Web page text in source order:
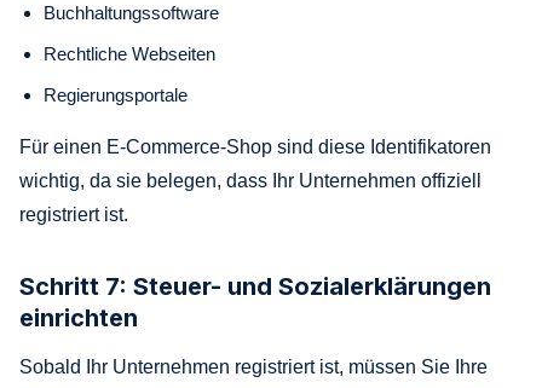
Buchhaltungssoftware
Rechtliche Webseiten
Regierungsportale
Für einen E-Commerce-Shop sind diese Identifikatoren
wichtig, da sie belegen, dass Ihr Unternehmen offiziell
registriert ist.
Schritt 7: Steuer- und Sozialerklärungen
einrichten
Sobald Ihr Unternehmen registriert ist, müssen Sie Ihre